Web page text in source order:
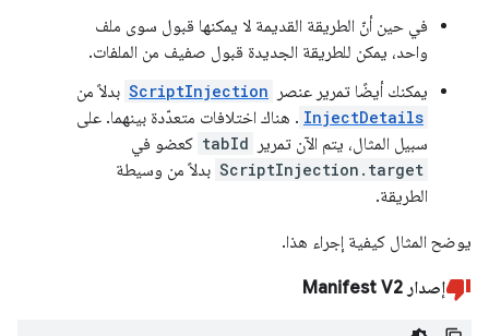
في حين أنّ الطريقة القديمة لا يمكنها قبول سوى ملف
واحد، يمكن للطريقة الجديدة قبول صفيف من الملفات.
يمكنك أيضًا تمرير عنصر
ScriptInjection بدلاً من
InjectDetails . هناك اختلافات متعدّدة بينهما. على
سبيل المثال، يتم الآن تمرير
tabId كعضو في
ScriptInjection.target بدلاً من وسيطة
الطريقة.
يوضح المثال كيفية إجراء هذا.
إصدار Manifest V2